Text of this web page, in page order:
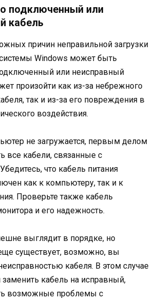
подключенный или
кабель
причин неправильной загрузки
Windows может быть
или неисправный
произойти как из-за небрежного
так и из-за его повреждения в
воздействия.
не загружается, первым делом
все кабели, связанные с
что кабель питания
как к компьютеру, так и к
Проверьте также кабель
и его надежность.
выглядит в порядке, но
существует, возможно, вы
кабеля. В этом случае
кабель на исправный,
возможные проблемы с